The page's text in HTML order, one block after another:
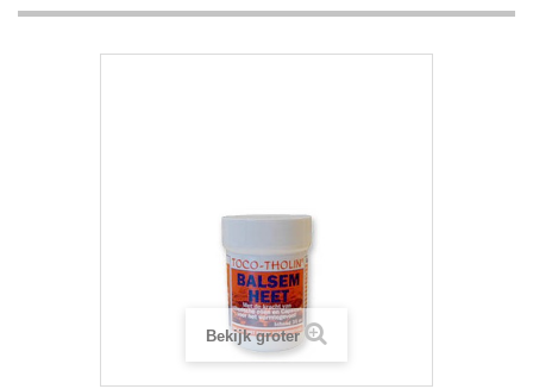
Bekijk groter